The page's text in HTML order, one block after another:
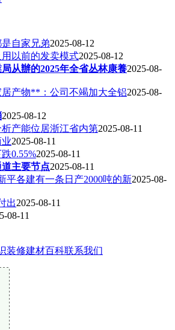
自家兄弟2025-08-12
以前的发卖模式2025-08-12
从辦的2025年全省丛林康養2025-08-
产物**：公司不竭加大全铝2025-08-
2025-08-12
产能位居浙江省内第2025-08-11
2025-08-11
0.55%2025-08-11
主要节点2025-08-11
平各建有一条日产2000吨的新2025-08-
出2025-08-11
08-11
装修建材百科联系我们